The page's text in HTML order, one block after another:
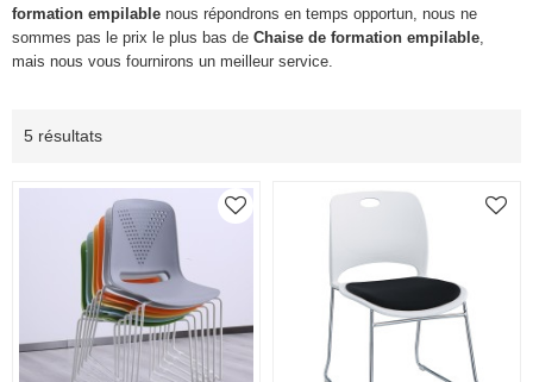
formation empilable nous répondrons en temps opportun, nous ne
sommes pas le prix le plus bas de Chaise de formation empilable
mais nous vous fournirons un meilleur service.
5 résultats